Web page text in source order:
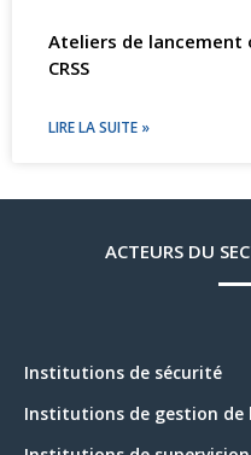
Ateliers de
CRSS
LIRE LA SUITE »
ACTEURS DU
Institutions de sécurité
Institutions de gestion de